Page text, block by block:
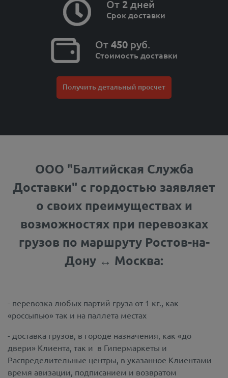
От 2дней
Срок доставки
От450руб.
Стоимость доставки
Получить детальный просчет
ООО "Балтийская Служба
Доставки" с гордостью заявляет
о своих преимуществах и
возможностях при перевозках
грузов по маршруту Ростов-на-
Дону ↔ Москва:
- перевозка любых партий груза от 1 кг., как
«россыпью» так и на паллета местах
- доставка грузов, в городе назначения, как «до
двери» Клиента, так и в Гипермаркеты и
Распределительные центры, в указанное Клиентами
время авизации, подписанием и возвратом